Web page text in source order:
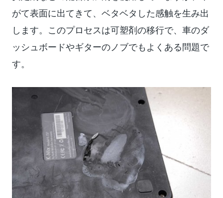
がて表面に出てきて、ベタベタした感触を生み出
します。このプロセスは可塑剤の移行で、車のダ
ッシュボードやギターのノブでもよくある問題で
す。